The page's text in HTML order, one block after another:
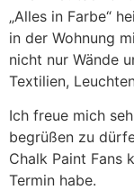
„Alles in Farbe“
in der Wohnung
nicht nur Wände
Textilien,
Ich freue mich
begrüßen zu
Chalk Paint Fans
Termin habe.